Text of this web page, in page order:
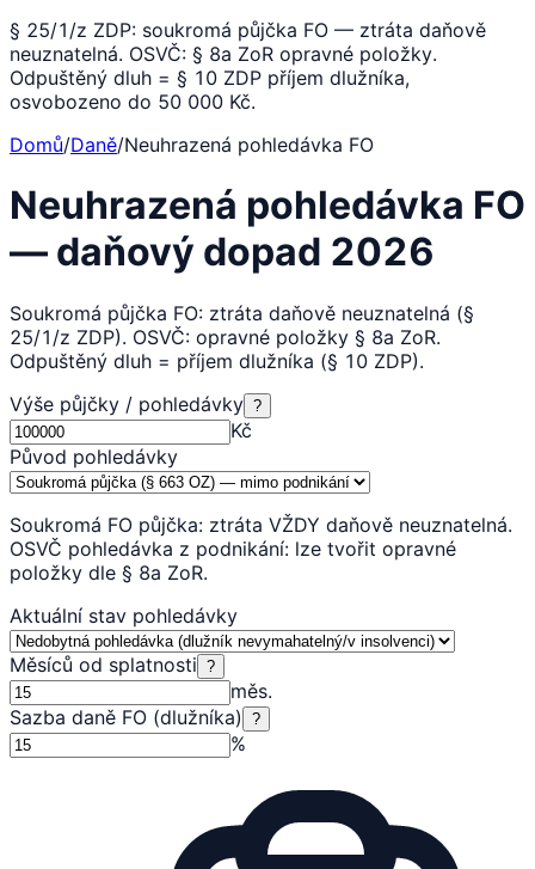
§ 25/1/z ZDP: soukromá půjčka FO — ztráta daňově
neuznatelná. OSVČ: § 8a ZoR opravné položky.
Odpuštěný dluh = § 10 ZDP příjem dlužníka,
osvobozeno do 50 000 Kč.
Domů/Daně/Neuhrazená pohledávka FO
Neuhrazená pohledávka FO
— daňový dopad 2026
Soukromá půjčka FO: ztráta daňově neuznatelná (§
25/1/z ZDP). OSVČ: opravné položky § 8a ZoR.
Odpuštěný dluh = příjem dlužníka (§ 10 ZDP).
Výše půjčky / pohledávky ?
Kč
Původ pohledávky
Soukromá FO půjčka: ztráta VŽDY daňově neuznatelná.
OSVČ pohledávka z podnikání: lze tvořit opravné
položky dle § 8a ZoR.
Aktuální stav pohledávky
Měsíců od splatnosti ?
měs.
Sazba daně FO (dlužníka)
?
%